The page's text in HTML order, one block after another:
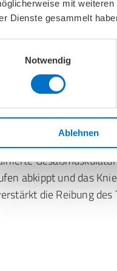
mit
Dienste gesammelt
Notwendig
Ablehnen
Faktorenspielen eine
wie einKnick-
Stellungkönnen die
Auch
und begünstigen
Faktor ist die
.
abkippt und das
die Reibung des